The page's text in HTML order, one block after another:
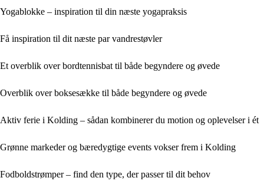
Yogablokke – inspiration til din næste yogapraksis
Få inspiration til dit næste par vandrestøvler
Et overblik over bordtennisbat til både begyndere og øvede
Overblik over boksesække til både begyndere og øvede
Aktiv ferie i Kolding – sådan kombinerer du motion og oplevelser i ét
Grønne markeder og bæredygtige events vokser frem i Kolding
Fodboldstrømper – find den type, der passer til dit behov